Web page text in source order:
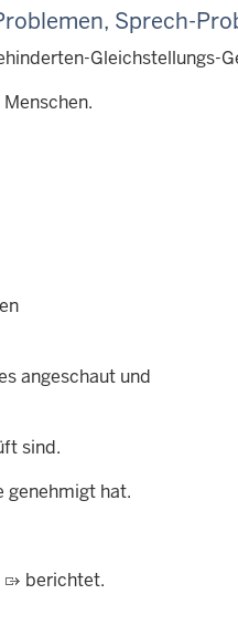
Sprech-
Gleichstellungs-
angeschaut und
sind.
genehmigt hat.
berichtet.